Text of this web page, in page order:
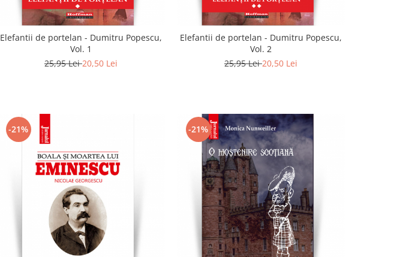
Elefantii de portelan - Dumitru Popescu,
Vol. 1
25,95 Lei20,50 Lei
Elefantii de portelan - Dumitru Popescu,
Vol. 2
25,95 Lei20,50 Lei
-21% -21%